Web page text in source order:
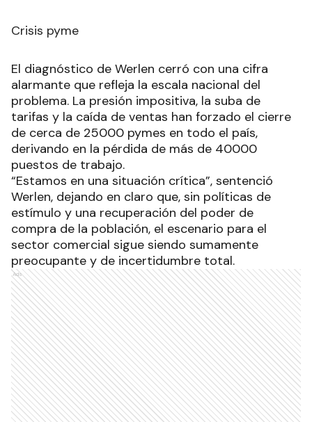
Crisis pyme
El diagnóstico de Werlen cerró con una cifra
alarmante que refleja la escala nacional del
problema. La presión impositiva, la suba de
tarifas y la caída de ventas han forzado el cierre
de cerca de 25000 pymes en todo el país,
derivando en la pérdida de más de 40000
puestos de trabajo.
“Estamos en una situación crítica”, sentenció
Werlen, dejando en claro que, sin políticas de
estímulo y una recuperación del poder de
compra de la población, el escenario para el
sector comercial sigue siendo sumamente
preocupante y de incertidumbre total.
Ads